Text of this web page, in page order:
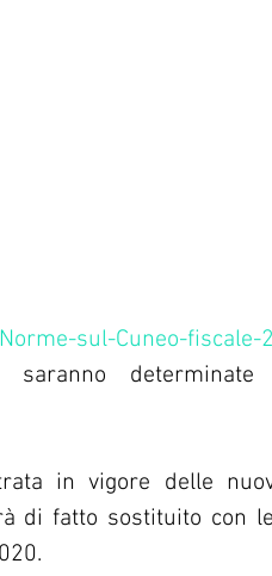
sul-Cuneo-fiscale-
saranno
in vigore delle
di fatto sostituito con